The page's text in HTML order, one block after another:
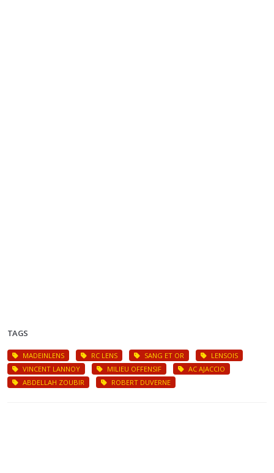
TAGS
MADEINLENS RC LENS SANG ET OR
LENSOIS
VINCENT LANNOY
MILIEU OFFENSIF
AC AJACCIO
ABDELLAH ZOUBIR
ROBERT DUVERNE